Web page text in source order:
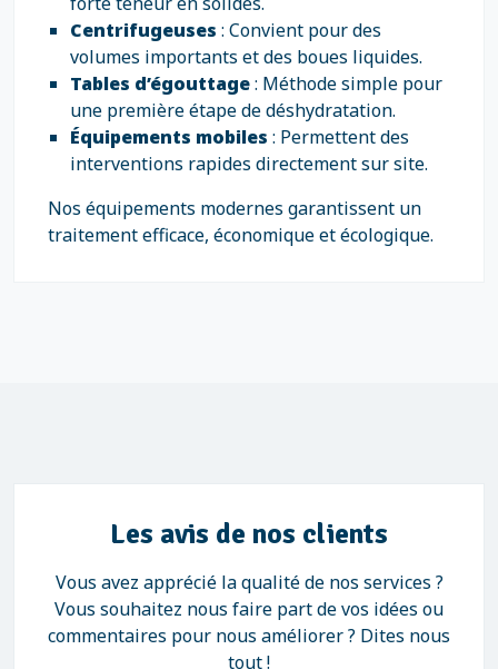
Centrifugeuses : Convient pour des
volumes importants et des boues liquides.
Tables d’égouttage: Méthode simple pour
une première étape de déshydratation.
Équipements mobiles : Permettent des
interventions rapides directement sur site.
Nos équipements modernes garantissent un
traitement efficace, économique et écologique.
Les avis de nos clients
Vous avez apprécié la qualité de nos services ?
Vous souhaitez nous faire part de vos idées ou
commentaires pour nous améliorer ? Dites nous
tout !